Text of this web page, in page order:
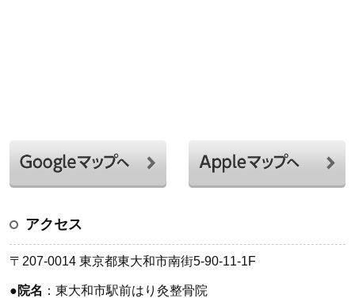
アクセス
〒207-0014 東京都東大和市南街5-90-11-1F
●院名 ：東大和市駅前はり灸整骨院